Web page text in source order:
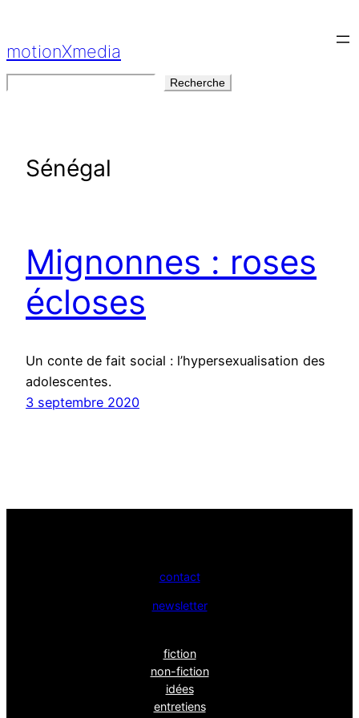
contenu
motionXmedia
Recherche
Sénégal
Mignonnes : roses
écloses
Un conte de fait social : l’hypersexualisation des
adolescentes.
3 septembre 2020
contact
newsletter
fiction
non-fiction
idées
entretiens